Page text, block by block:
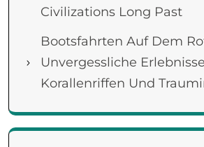
Civilizations Long Past
Bootsfahrten Auf Dem
Unvergessliche
Korallenriffen Und